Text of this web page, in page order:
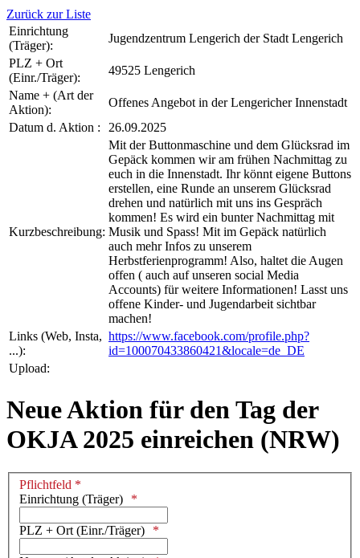
Zurück zur Liste
Einrichtung
(Träger):
Jugendzentrum Lengerich der Stadt Lengerich
PLZ + Ort
(Einr./Träger):
49525 Lengerich
Name + (Art der
Aktion):
Offenes Angebot in der Lengericher Innenstadt
Datum d. Aktion :
26.09.2025
Kurzbeschreibung:
Mit der Buttonmaschine und dem Glücksrad im
Gepäck kommen wir am frühen Nachmittag zu
euch in die Innenstadt. Ihr könnt eigene Buttons
erstellen, eine Runde an unserem Glücksrad
drehen und natürlich mit uns ins Gespräch
kommen! Es wird ein bunter Nachmittag mit
Musik und Spass! Mit im Gepäck natürlich
auch mehr Infos zu unserem
Herbstferienprogramm! Also, haltet die Augen
offen ( auch auf unseren social Media
Accounts) für weitere Informationen! Lasst uns
offene Kinder- und Jugendarbeit sichtbar
machen!
Links (Web, Insta,
...):
https://www.facebook.com/profile.php?
id=100070433860421&locale=de_DE
Upload:
Neue Aktion für den Tag der
OKJA 2025 einreichen (NRW)
Pflichtfeld *
Einrichtung (Träger)
PLZ + Ort (Einr./Träger)